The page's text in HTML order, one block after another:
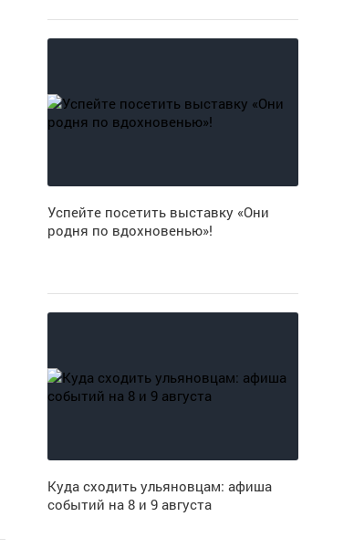
Успейте посетить выставку «Они
родня по вдохновенью»!
Куда сходить ульяновцам: афиша
событий на 8 и 9 августа